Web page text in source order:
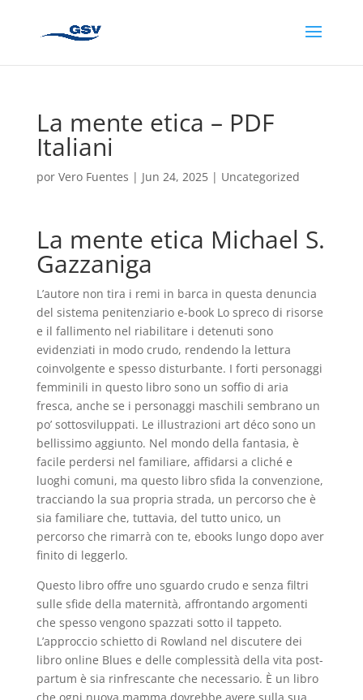
La mente etica – PDF
Italiani
por Vero Fuentes | Jun 24, 2025| Uncategorized
La mente etica Michael S.
Gazzaniga
L’autore non tira i remi in barca in questa denuncia
del sistema penitenziario e-book Lo spreco di risorse
e il fallimento nel riabilitare i detenuti sono
evidenziati in modo crudo, rendendo la lettura
coinvolgente e spesso disturbante. I forti personaggi
femminili in questo libro sono un soffio di aria
fresca, anche se i personaggi maschili sembrano un
po’ sottosviluppati. Le illustrazioni art déco sono un
bellissimo aggiunto. Nel mondo della fantasia, è
facile perdersi nel familiare, affidarsi a cliché e
luoghi comuni, ma questo libro sfida la convenzione,
tracciando la sua propria strada, un percorso che è
sia familiare che, tuttavia, del tutto unico, un
percorso che rimarrà con te, ebooks lungo dopo aver
finito di leggerlo.
Questo libro offre uno sguardo crudo e senza filtri
sulle sfide della maternità, affrontando argomenti
che spesso vengono spazzati sotto il tappeto.
L’approccio schietto di Rowland nel discutere dei
libro online Blues e delle complessità della vita post-
partum è sia rinfrescante che necessario. È un libro